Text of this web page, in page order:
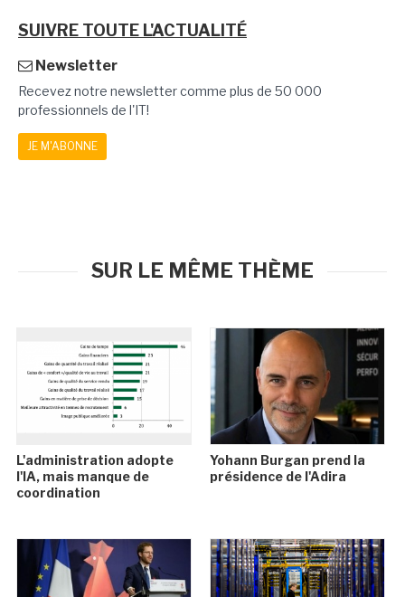
SUIVRE TOUTE L'ACTUALITÉ
Newsletter
Recevez notre newsletter comme plus de 50 000
professionnels de l'IT!
JE M'ABONNE
SUR LE MÊME THÈME
L'administration adopte
l'IA, mais manque de
coordination
Yohann Burgan prend la
présidence de l'Adira